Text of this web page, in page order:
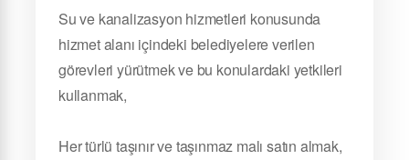
Su ve kanalizasyon hizmetleri konusunda
hizmet alanı içindeki belediyelere verilen
görevleri yürütmek ve bu konulardaki yetkileri
kullanmak,
Her türlü taşınır ve taşınmaz malı satın almak,